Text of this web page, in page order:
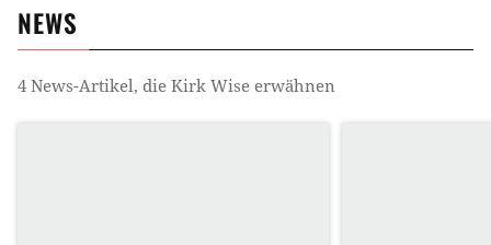
NEWS
4 News-Artikel, die Kirk Wise erwähnen